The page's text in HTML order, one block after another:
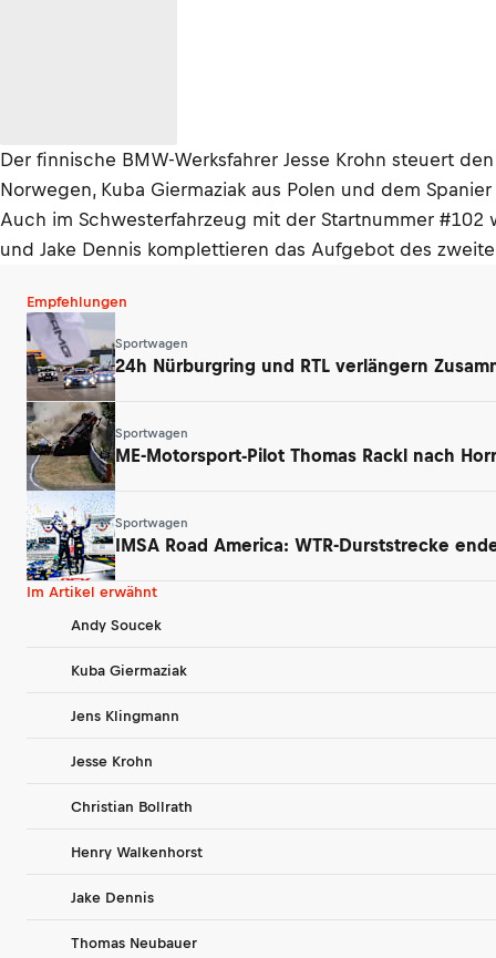
Der finnische BMW-Werksfahrer Jesse Krohn steuert
Norwegen, Kuba Giermaziak aus Polen und dem
Auch im Schwesterfahrzeug mit der Startnummer #102
und Jake Dennis komplettieren das Aufgebot des
Empfehlungen
Sportwagen
24h Nürburgring und RTL verlängern
Sportwagen
ME-Motorsport-Pilot Thomas Rackl nach
Sportwagen
IMSA Road America: WTR-Durststrecke
Im Artikel erwähnt
Andy Soucek
Kuba Giermaziak
Jens Klingmann
Jesse Krohn
Christian Bollrath
Henry Walkenhorst
Jake Dennis
Thomas Neubauer